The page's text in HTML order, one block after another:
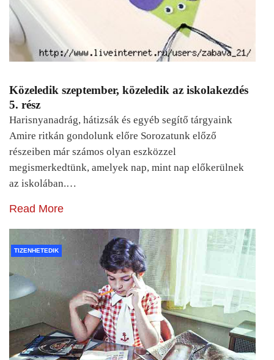
Közeledik szeptember, közeledik az iskolakezdés
5. rész
Harisnyanadrág, hátizsák és egyéb segítő tárgyaink
Amire ritkán gondolunk előre Sorozatunk előző
részeiben már számos olyan eszközzel
megismerkedtünk, amelyek nap, mint nap előkerülnek
az iskolában.…
Read More
TIZENHETEDIK